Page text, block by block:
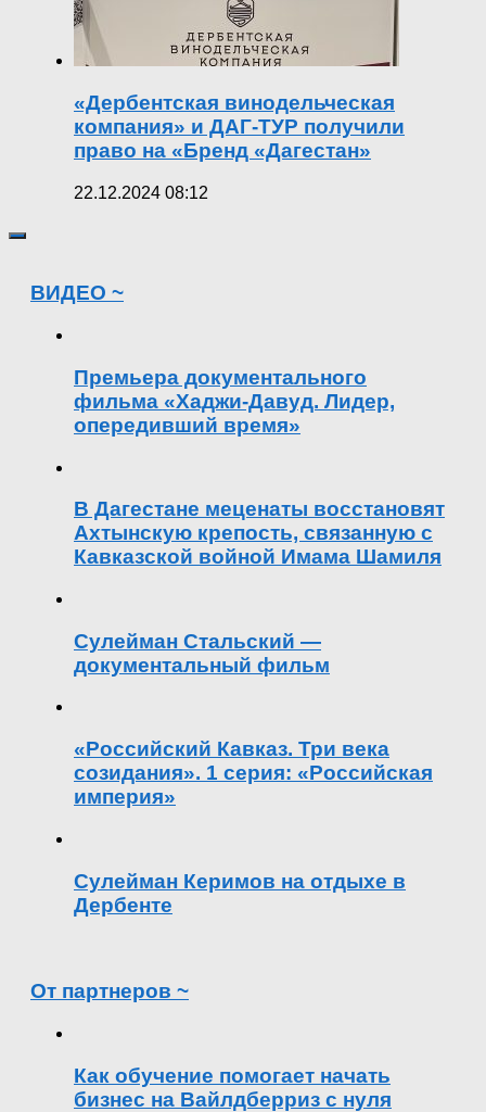
«Дербентская винодельческая
компания» и ДАГ-ТУР получили
право на «Бренд «Дагестан»
22.12.2024 08:12
ВИДЕО ~
Премьера документального
фильма «Хаджи-Давуд. Лидер,
опередивший время»
В Дагестане меценаты восстановят
Ахтынскую крепость, связанную с
Кавказской войной Имама Шамиля
Сулейман Стальский —
документальный фильм
«Российский Кавказ. Три века
созидания». 1 серия: «Российская
империя»
Сулейман Керимов на отдыхе в
Дербенте
От партнеров ~
Как обучение помогает начать
бизнес на Вайлдберриз с нуля